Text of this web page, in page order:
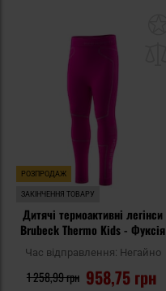
РОЗПРОДАЖ
ЗАКІНЧЕННЯ ТОВАРУ
Дитячі термоактивні легінси
Brubeck Thermo Kids - Фуксія
Час відправлення: Негайно
958,75 грн
1 258,99 грн